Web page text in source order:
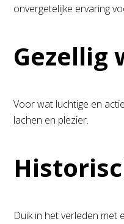
onvergetelijke ervaring
Gezellig
Voor wat luchtige en
lachen en plezier.
Duik in het verleden met